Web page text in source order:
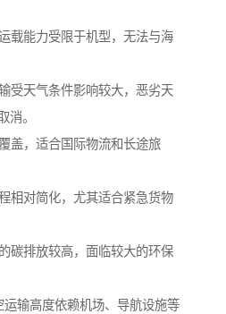
载能力受限于机型，无法与海
受天气条件影响较大，恶劣天
消。
盖，适合国际物流和长途旅
相对简化，尤其适合紧急货物
碳排放较高，面临较大的环保
运输高度依赖机场、导航设施等